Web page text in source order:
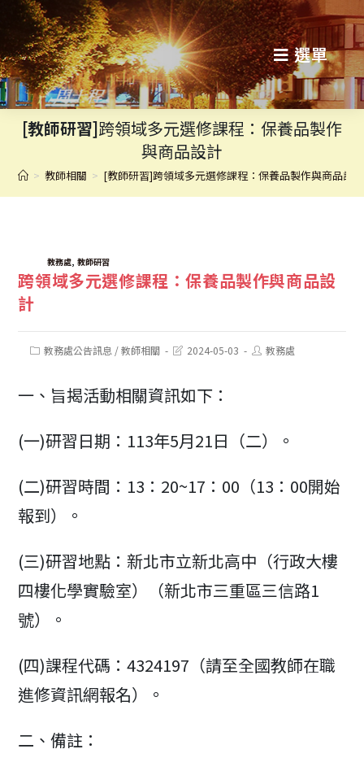
轉
至
主
選單
[教師研習]跨領域多元選修課程：保養品製作
與商品設計
> 教師相關 > [教師研習]跨領域多元選修課程：保養品製作與商品設計
TAGS:教務處, 教師研習
跨領域多元選修課程：保養品製作與商品設
計
Post教務處公告訊息 / 教師相關
Post2024-05-03
Post教務處
一、旨揭活動相關資訊如下：
(一)研習日期：113年5月21日（二）。
(二)研習時間：13：20~17：00（13：00開始
報到）。
(三)研習地點：新北市立新北高中（行政大樓
四樓化學實驗室）（新北市三重區三信路1
號）。
(四)課程代碼：4324197（請至全國教師在職
進修資訊網報名）。
二、備註：